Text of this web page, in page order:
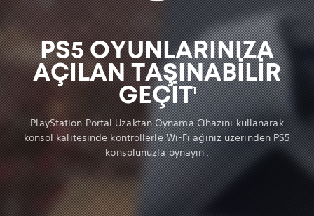
PS5 OYUNLARINIZA
AÇILAN TAŞINABILIR
GEÇIT1
PlayStation Portal Uzaktan Oynama Cihazını kullanarak
konsol kalitesinde kontrollerle Wi-Fi ağınız üzerinden PS5
konsolunuzla oynayın1.